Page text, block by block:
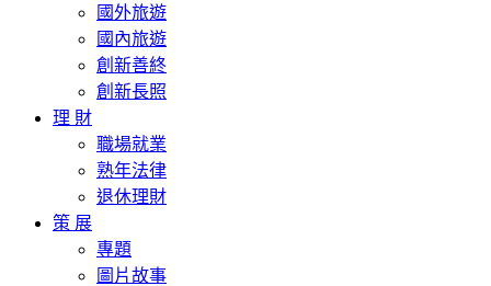
國外旅遊
國內旅遊
創新善終
創新長照
理 財
職場就業
熟年法律
退休理財
策 展
專題
圖片故事